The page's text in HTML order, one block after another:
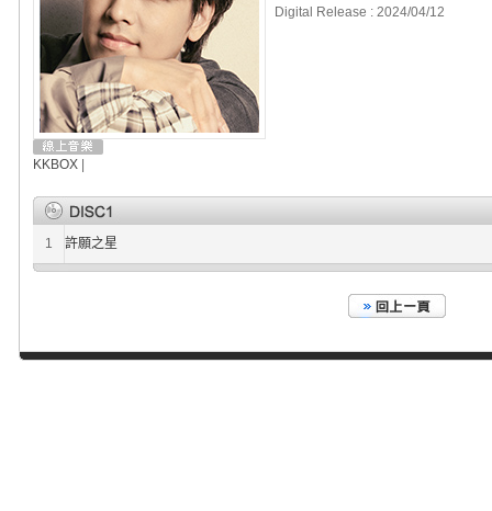
KKBOX
Digital Release : 2024/04/12
1 許願之星